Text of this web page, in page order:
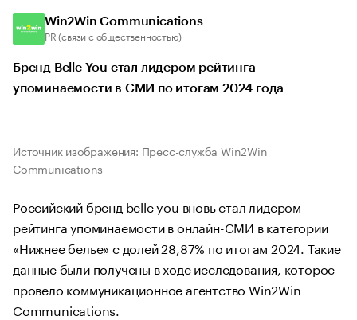
Win2Win Communications
PR (связи с общественностью)
Бренд Belle You стал лидером рейтинга
упоминаемости в СМИ по итогам 2024 года
Источник изображения: Пресс-служба Win2Win
Communications
Российский бренд belle you вновь стал лидером
рейтинга упоминаемости в онлайн-СМИ в категории
«Нижнее белье» с долей 28,87% по итогам 2024. Такие
данные были получены в ходе исследования, которое
провело коммуникационное агентство Win2Win
Communications.